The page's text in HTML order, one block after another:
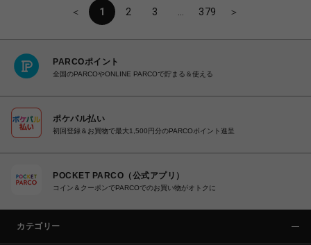
＜ 1 2 3 379 ＞
PARCOポイント
全国のPARCOやONLINE PARCOで貯まる＆使える
ポケパル払い
初回登録＆お買物で最大1,500円分のPARCOポイント進呈
POCKET PARCO（公式アプリ）
コイン＆クーポンでPARCOでのお買い物がオトクに
カテゴリー